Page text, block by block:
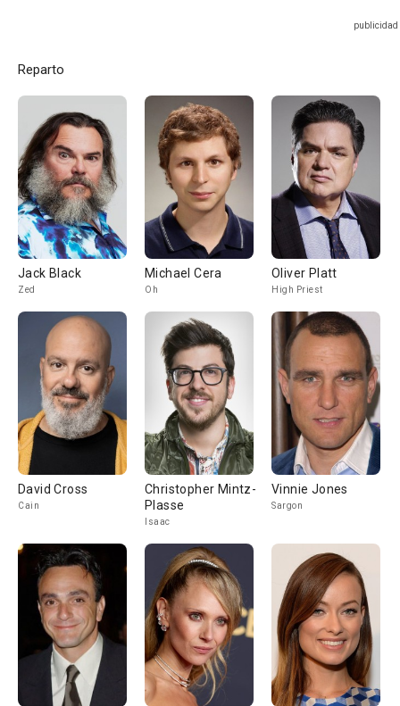
Reparto
Jack Black
Zed
Michael Cera
Oh
Oliver Platt
High Priest
David Cross
Cain
Christopher Mintz-
Plasse
Isaac
Vinnie Jones
Sargon